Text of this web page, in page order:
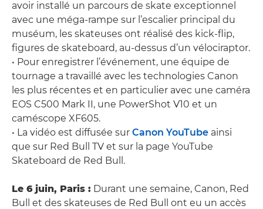
avoir installé un parcours de skate exceptionnel
avec une méga-rampe sur l’escalier principal du
muséum, les skateuses ont réalisé des kick-flip,
figures de skateboard, au-dessus d’un vélociraptor.
• Pour enregistrer l’événement, une équipe de
tournage a travaillé avec les technologies Canon
les plus récentes et en particulier avec une caméra
EOS C500 Mark II, une PowerShot V10 et un
caméscope XF605.
• La vidéo est diffusée sur Canon YouTube ainsi
que sur Red Bull TV et sur la page YouTube
Skateboard de Red Bull.
Le 6 juin, Paris : Durant une semaine, Canon, Red
Bull et des skateuses de Red Bull ont eu un accès